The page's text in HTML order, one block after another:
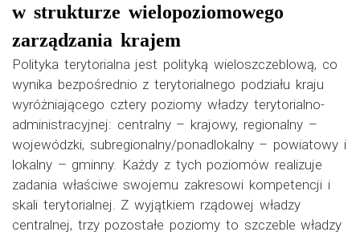
w strukturze wielopoziomowego
zarządzania krajem
Polityka terytorialna jest polityką wieloszczeblową, co
wynika bezpośrednio z terytorialnego podziału kraju
wyróżniającego cztery poziomy władzy terytorialno-
administracyjnej: centralny – krajowy, regionalny –
wojewódzki, subregionalny/ponadlokalny – powiatowy i
lokalny – gminny. Każdy z tych poziomów realizuje
zadania właściwe swojemu zakresowi kompetencji i
skali terytorialnej. Z wyjątkiem rządowej władzy
centralnej, trzy pozostałe poziomy to szczeble władzy